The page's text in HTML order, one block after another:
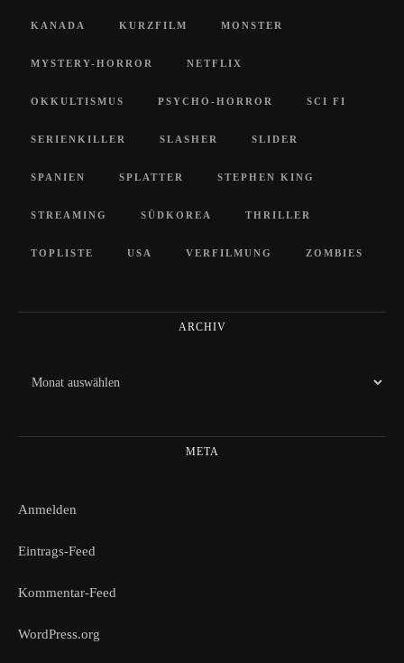
KANADA KURZFILM MONSTER
MYSTERY-HORROR NETFLIX
OKKULTISMUS PSYCHO-HORROR SCI FI
SERIENKILLER SLASHER SLIDER
SPANIEN SPLATTER STEPHEN KING
STREAMING SÜDKOREA THRILLER
TOPLISTE USA VERFILMUNG ZOMBIES
ARCHIV
Archiv
META
Anmelden
Eintrags-Feed
Kommentar-Feed
WordPress.org